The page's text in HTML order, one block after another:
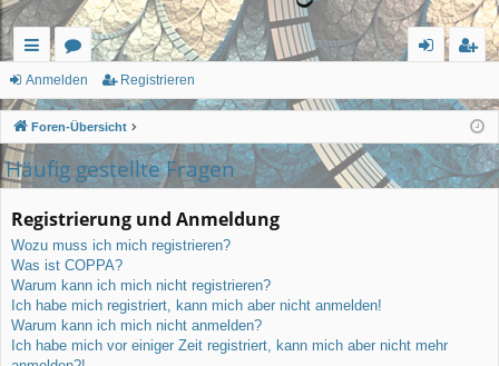
ch
ne
llz
ug
rif
f
or
en
m
el
de
ist
rie
re
Anmelden Registrieren
Foren-Übersicht
Häufig gestellte Fragen
Registrierung und Anmeldung
Wozu muss ich mich registrieren?
Was ist COPPA?
Warum kann ich mich nicht registrieren?
Ich habe mich registriert, kann mich aber nicht anmelden!
Warum kann ich mich nicht anmelden?
Ich habe mich vor einiger Zeit registriert, kann mich aber nicht mehr